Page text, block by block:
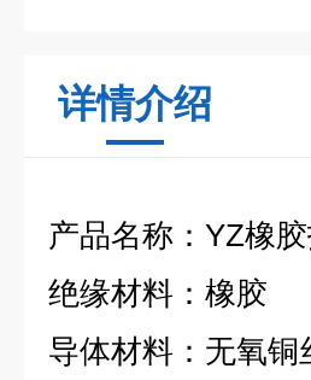
详情介绍
产品名称：YZ橡
绝缘材料：橡胶
导体材料：无氧铜